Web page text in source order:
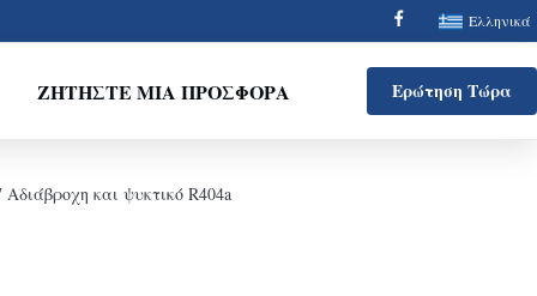
Ελληνικά
ΖΗΤΉΣΤΕ ΜΙΑ ΠΡΟΣΦΟΡΆ Ερώτηση Τώρα
και ψυκτικό R404a